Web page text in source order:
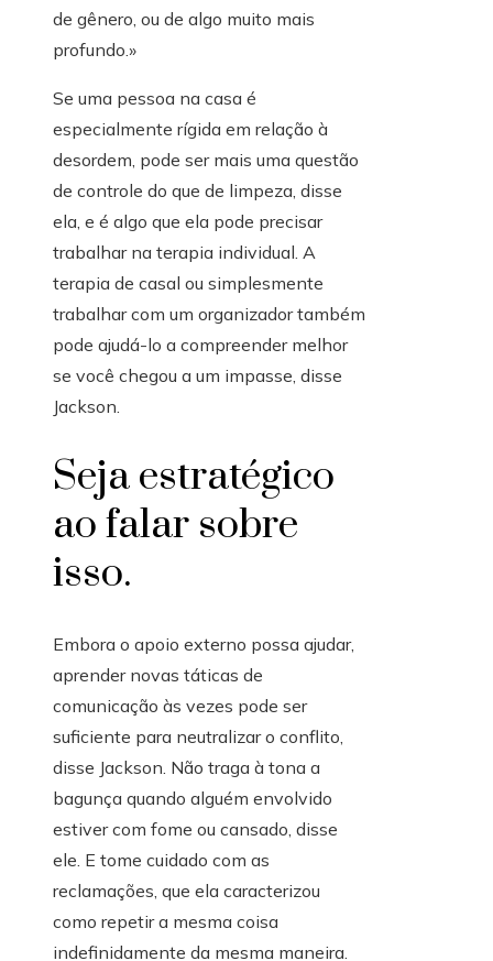
de gênero, ou de algo muito mais
profundo.»
Se uma pessoa na casa é
especialmente rígida em relação à
desordem, pode ser mais uma questão
de controle do que de limpeza, disse
ela, e é algo que ela pode precisar
trabalhar na terapia individual. A
terapia de casal ou simplesmente
trabalhar com um organizador também
pode ajudá-lo a compreender melhor
se você chegou a um impasse, disse
Jackson.
Seja estratégico
ao falar sobre
isso.
Embora o apoio externo possa ajudar,
aprender novas táticas de
comunicação às vezes pode ser
suficiente para neutralizar o conflito,
disse Jackson. Não traga à tona a
bagunça quando alguém envolvido
estiver com fome ou cansado, disse
ele. E tome cuidado com as
reclamações, que ela caracterizou
como repetir a mesma coisa
indefinidamente da mesma maneira.